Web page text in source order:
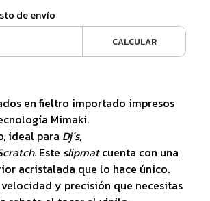
de envío
CALCULAR
en fieltro importado impresos
Mimaki.
ideal para Dj´s,
. Este slipmatcuenta con una
acristalada que lo hace único.
y precisión que necesitas